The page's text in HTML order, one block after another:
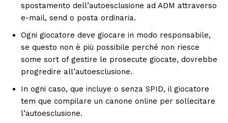
spostamento dell’autoesclusione ad ADM attraverso
e-mail, send o posta ordinaria.
Ogni giocatore deve giocare in modo responsabile,
se questo non è più possibile perché non riesce
some sort of gestire le prosecute giocate, dovrebbe
progredire all’autoesclusione.
In ogni caso, que incluye o senza SPID, il giocatore
tem que compilare un canone online per sollecitare
l’autoesclusione.